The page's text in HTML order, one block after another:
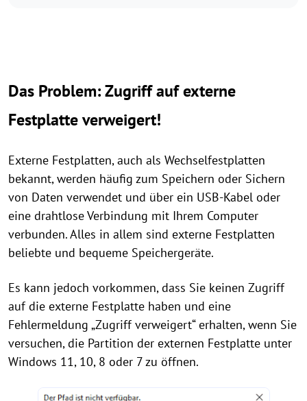
Das Problem: Zugriff auf externe
Festplatte verweigert!
Externe Festplatten, auch als Wechselfestplatten
bekannt, werden häufig zum Speichern oder Sichern
von Daten verwendet und über ein USB-Kabel oder
eine drahtlose Verbindung mit Ihrem Computer
verbunden. Alles in allem sind externe Festplatten
beliebte und bequeme Speichergeräte.
Es kann jedoch vorkommen, dass Sie keinen Zugriff
auf die externe Festplatte haben und eine
Fehlermeldung „Zugriff verweigert“ erhalten, wenn Sie
versuchen, die Partition der externen Festplatte unter
Windows 11, 10, 8 oder 7 zu öffnen.